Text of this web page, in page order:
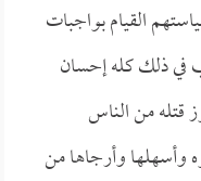
القيام بواجبات
في ذلك كله إحسان
قتله من الناس
وأسهلها وأرجاها من